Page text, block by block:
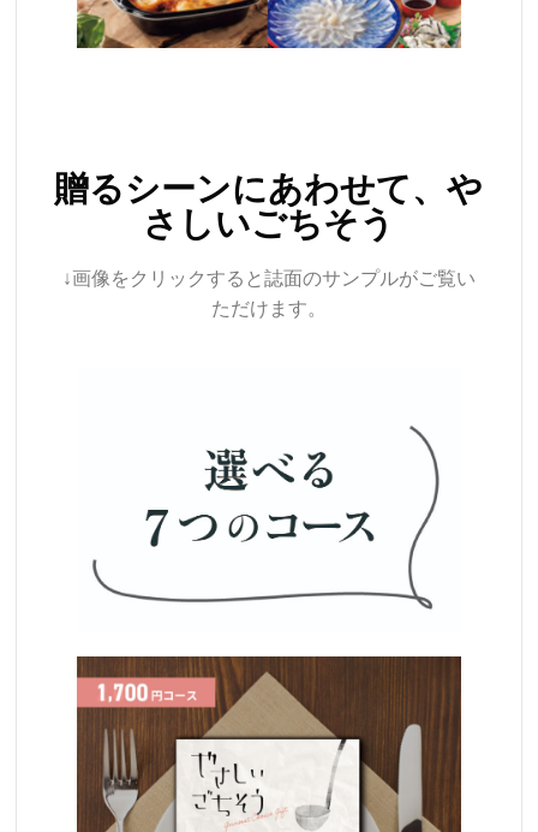
贈るシーンにあわせて、や
さしいごちそう
↓画像をクリックすると誌面のサンプルがご覧い
ただけます。